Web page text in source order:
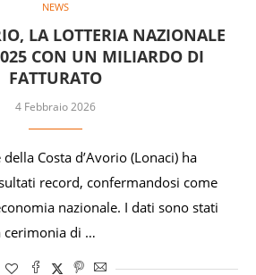
NEWS
LA LOTTERIA NAZIONALE
CON UN MILIARDO DI
FATTURATO
4 Febbraio 2026
Costa d’Avorio (Lonaci) ha
record, confermandosi come
nazionale. I dati sono stati
cerimonia di …